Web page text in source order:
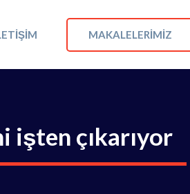
MAKALELERIMIZ
çıkarıyor